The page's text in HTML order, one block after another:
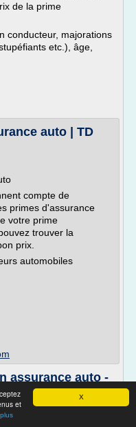
X
et
de la prime
conducteur, majorations
etc.), âge,
auto | TD
compte de
primes d'assurance
votre prime
trouver la
prix.
automobiles
assurance auto -